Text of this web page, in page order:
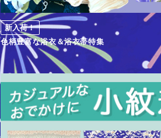
新入荷！
色柄豊富な浴衣＆浴衣帯特集